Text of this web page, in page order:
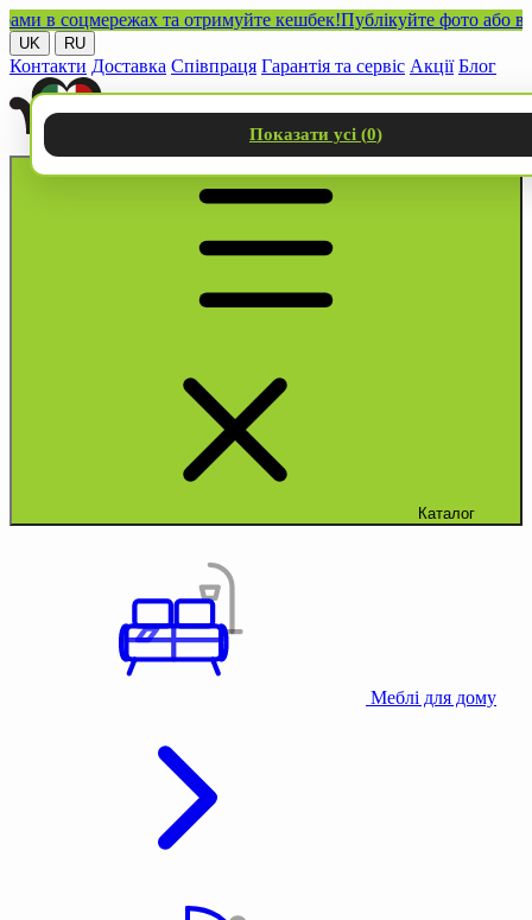
соцмережах та отримуйте кешбек!Публікуйте фото або відео
UK RU
Контакти Доставка Співпраця Гарантія та сервіс Акції Блог
Каталог
Меблі для дому
Показати усі (0)